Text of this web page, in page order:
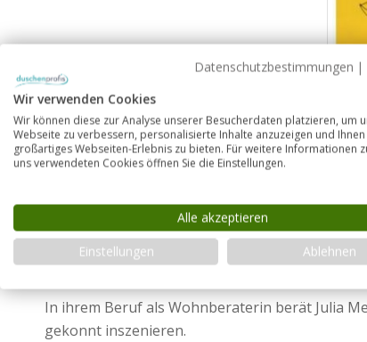
Ihre Leidenschaft für Einrichtung und (Wohn-
Vielleicht hat sie ja auch den ein oder anderen
Das Bad wohnlich
In ihrem Beruf als Wohnberaterin berät Julia
gekonnt inszenieren.
Datenschutzbestimmungen |
Wir verwenden Cookies
Wir können diese zur Analyse unserer Besucherdaten platzieren, um
Webseite zu verbessern, personalisierte Inhalte anzuzeigen und Ihnen
großartiges Webseiten-Erlebnis zu bieten. Für weitere Informationen
uns verwendeten Cookies öffnen Sie die Einstellungen.
Alle akzeptieren
Einstellungen
Ablehnen